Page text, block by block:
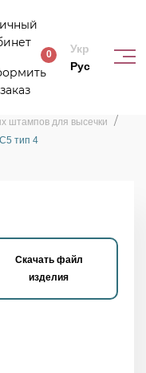
0
Укр
Рус
тип 4»
штампов для высечки
тип 4
Скачать файл
изделия